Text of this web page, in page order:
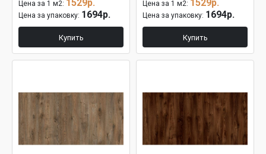
Цена за 1 м2: 1529р.
Цена за упаковку: 1694р.
Купить
Цена за 1 м2: 1529р.
Цена за упаковку: 1694р.
Купить